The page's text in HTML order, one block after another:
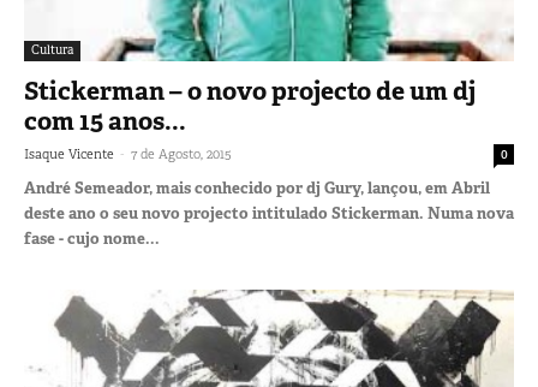
Cultura
Stickerman – o novo projecto de um dj
com 15 anos...
Isaque Vicente - 7 de Agosto, 2015 0
André Semeador, mais conhecido por dj Gury, lançou, em Abril
deste ano o seu novo projecto intitulado Stickerman. Numa nova
fase - cujo nome...